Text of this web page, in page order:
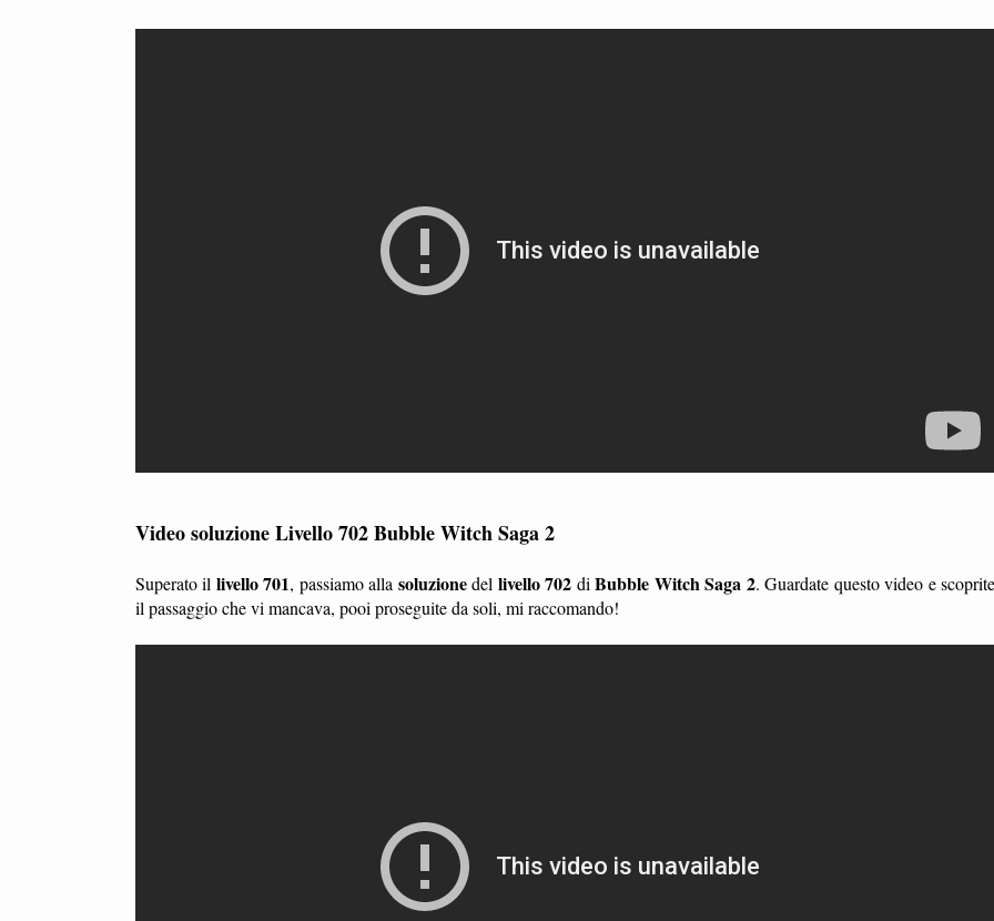
Video soluzione Livello 702 Bubble Witch Saga 2
Superato il livello 701, passiamo alla soluzionedel livello 702 diBubble Witch Saga 2. Guardate questo video e
il passaggio che vi mancava, pooi proseguite da soli, mi raccomando!